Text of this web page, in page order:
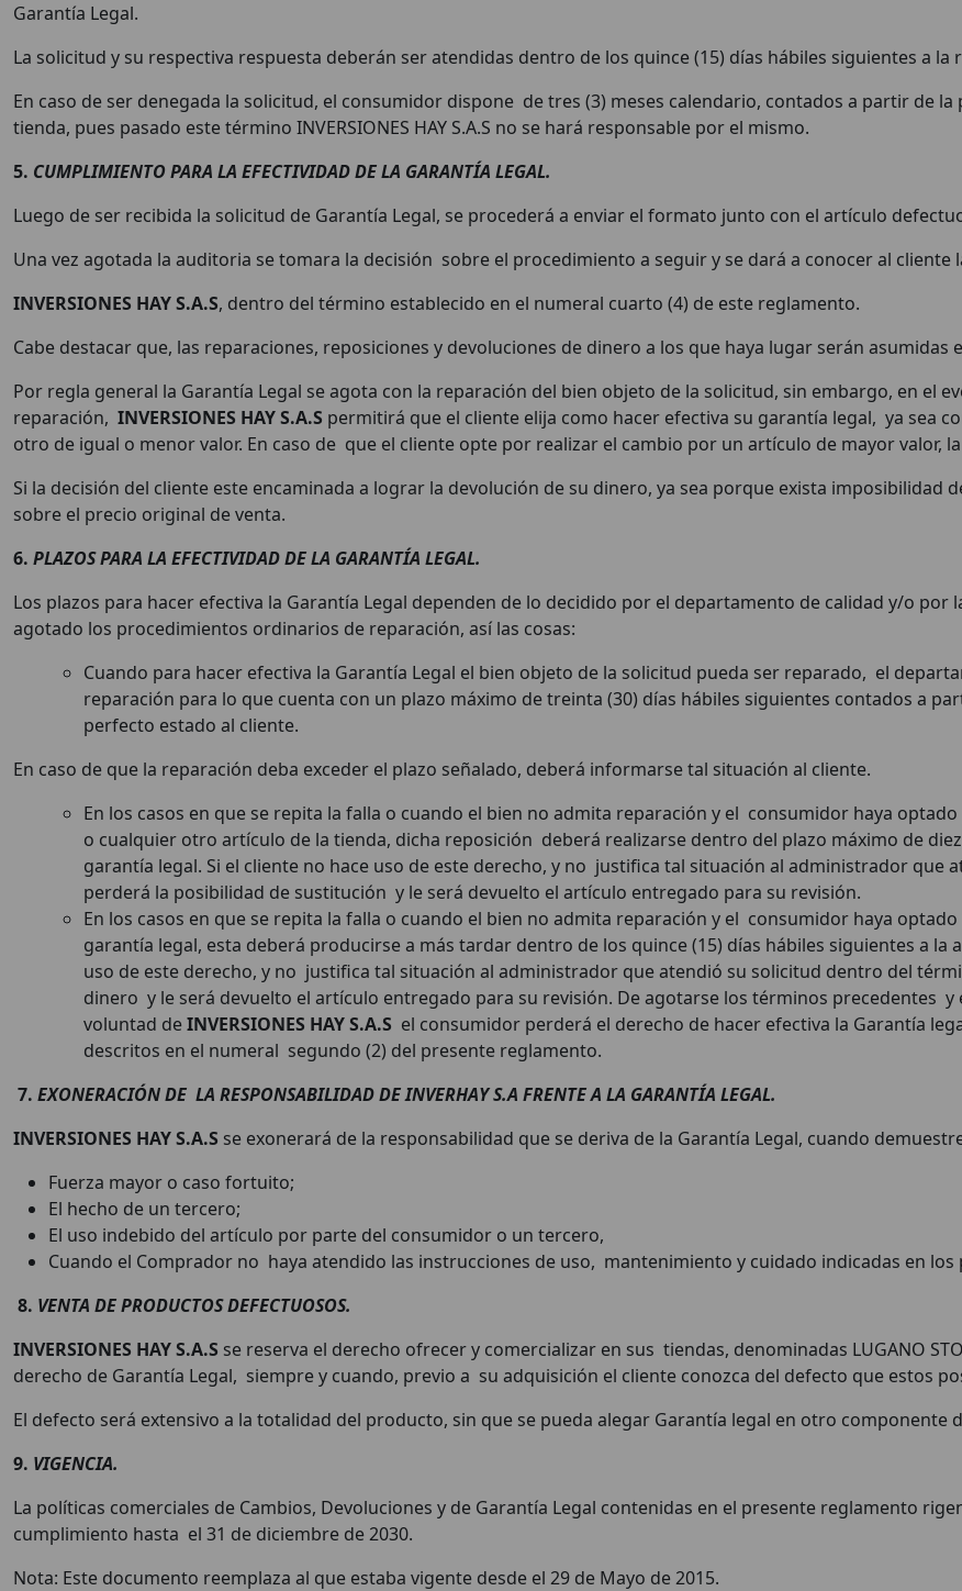
Garantía Legal.
La solicitud y su respectiva respuesta deberán ser atendidas dentro de los quince (15) días hábiles siguientes a la
En caso de ser denegada la solicitud, el consumidor dispone de tres (3) meses calendario, contados a partir de
tienda, pues pasado este término INVERSIONES HAY S.A.S no se hará responsable por el mismo.
5. CUMPLIMIENTO PARA LA EFECTIVIDAD DE LA GARANTÍA LEGAL.
Luego de ser recibida la solicitud de Garantía Legal, se procederá a enviar el formato junto con el artículo
Una vez agotada la auditoria se tomara la decisión sobre el procedimiento a seguir y se dará a conocer al cliente
INVERSIONES HAY S.A.S, dentro del término establecido en el numeral cuarto (4) de este reglamento.
Cabe destacar que, las reparaciones, reposiciones y devoluciones de dinero a los que haya lugar serán asumidas
Por regla general la Garantía Legal se agota con la reparación del bien objeto de la solicitud, sin embargo, en el
reparación, INVERSIONES HAY S.A.S permitirá que el cliente elija como hacer efectiva su garantía legal, ya sea
otro de igual o menor valor. En caso de que el cliente opte por realizar el cambio por un artículo de mayor valor,
Si la decisión del cliente este encaminada a lograr la devolución de su dinero, ya sea porque exista imposibilidad
sobre el precio original de venta.
6. PLAZOS PARA LA EFECTIVIDAD DE LA GARANTÍA LEGAL.
Los plazos para hacer efectiva la Garantía Legal dependen de lo decidido por el departamento de calidad y/o
agotado los procedimientos ordinarios de reparación, así las cosas:
Cuando para hacer efectiva la Garantía Legal el bien objeto de la solicitud pueda ser reparado, el
reparación para lo que cuenta con un plazo máximo de treinta (30) días hábiles siguientes contados a
perfecto estado al cliente.
En caso de que la reparación deba exceder el plazo señalado, deberá informarse tal situación al cliente.
En los casos en que se repita la falla o cuando el bien no admita reparación y el consumidor haya
o cualquier otro artículo de la tienda, dicha reposición deberá realizarse dentro del plazo máximo de
garantía legal. Si el cliente no hace uso de este derecho, y no justifica tal situación al administrador
perderá la posibilidad de sustitución y le será devuelto el artículo entregado para su revisión.
En los casos en que se repita la falla o cuando el bien no admita reparación y el consumidor haya
garantía legal, esta deberá producirse a más tardar dentro de los quince (15) días hábiles siguientes a
uso de este derecho, y no justifica tal situación al administrador que atendió su solicitud dentro del
dinero y le será devuelto el artículo entregado para su revisión. De agotarse los términos precedentes y
voluntad deINVERSIONES HAY S.A.S el consumidor perderá el derecho de hacer efectiva la Garantía
descritos en el numeral segundo (2) del presente reglamento.
7. EXONERACIÓN DE LA RESPONSABILIDAD DE INVERHAY S.A FRENTE A LA GARANTÍA LEGAL.
INVERSIONES HAY S.A.S se exonerará de la responsabilidad que se deriva de la Garantía Legal, cuando
Fuerza mayor o caso fortuito;
El hecho de un tercero;
El uso indebido del artículo por parte del consumidor o un tercero,
Cuando el Comprador no haya atendido las instrucciones de uso, mantenimiento y cuidado indicadas en los
8. VENTA DE PRODUCTOS DEFECTUOSOS.
INVERSIONES HAY S.A.S se reserva el derecho ofrecer y comercializar en sus tiendas, denominadas LUGANO
derecho de Garantía Legal, siempre y cuando, previo a su adquisición el cliente conozca del defecto que estos
El defecto será extensivo a la totalidad del producto, sin que se pueda alegar Garantía legal en otro componente
9. VIGENCIA.
La políticas comerciales de Cambios, Devoluciones y de Garantía Legal contenidas en el presente reglamento
cumplimiento hasta el 31 de diciembre de 2030.
Nota: Este documento reemplaza al que estaba vigente desde el 29 de Mayo de 2015.